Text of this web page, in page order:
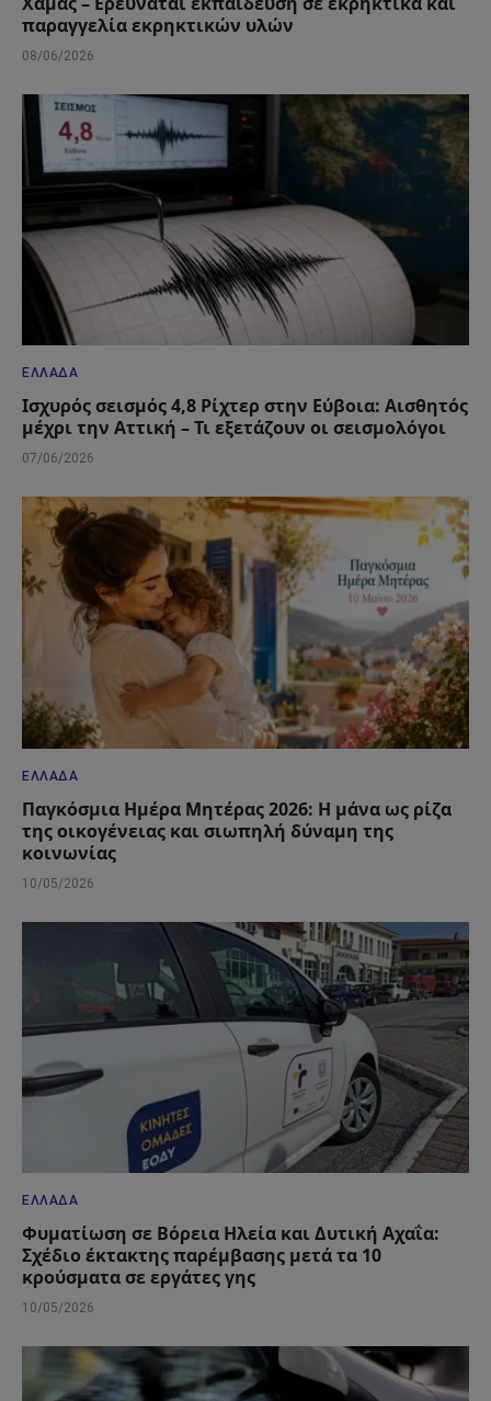
παραγγελία εκρηκτικών υλών
08/06/2026
ΕΛΛΆΔΑ
Ισχυρός σεισμός 4,8 Ρίχτερ στην Εύβοια: Αισθητός
μέχρι την Αττική – Τι εξετάζουν οι σεισμολόγοι
07/06/2026
ΕΛΛΆΔΑ
Παγκόσμια Ημέρα Μητέρας 2026: Η μάνα ως ρίζα
της οικογένειας και σιωπηλή δύναμη της
κοινωνίας
10/05/2026
ΕΛΛΆΔΑ
Φυματίωση σε Βόρεια Ηλεία και Δυτική Αχαΐα:
Σχέδιο έκτακτης παρέμβασης μετά τα 10
κρούσματα σε εργάτες γης
10/05/2026